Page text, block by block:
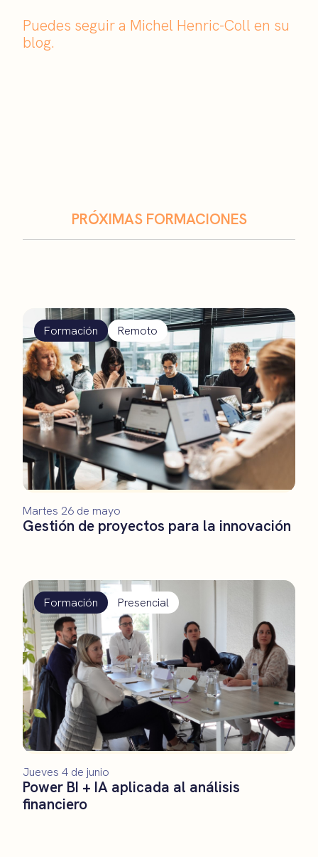
Puedes seguir a Michel Henric-Coll en su
blog.
PRÓXIMAS FORMACIONES
Formación Remoto
Gestión de proyectos para la innovación
Martes 26 de mayo
Formación Presencial
Power BI + IA aplicada al análisis
financiero
Jueves 4 de junio